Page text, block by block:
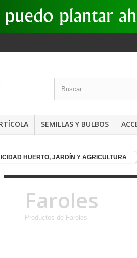
SEMILLAS Y BULBOS
HUERTO, JARDÍN Y AGRICULTURA
Faroles
Productos de Faroles